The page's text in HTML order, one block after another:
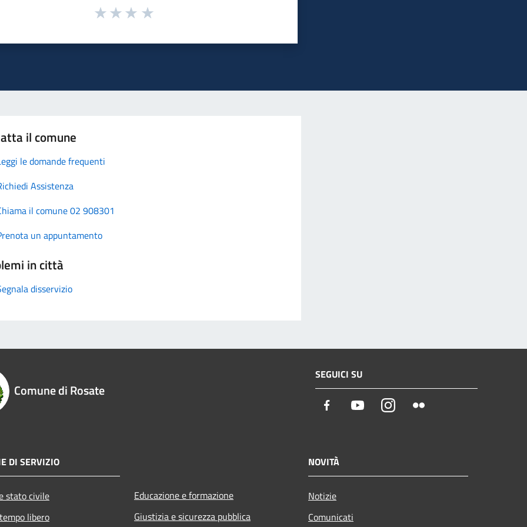
il comune
le domande frequenti
Assistenza
il comune 02 908301
un appuntamento
in città
disservizio
Comune di Rosate
SEGUICI SU
Facebook YoutubeInstagram
DI SERVIZIO
stato civile
libero
Educazione e formazione
Giustizia e sicurezza pubblica
NOVITÀ
Notizie
Comunicati